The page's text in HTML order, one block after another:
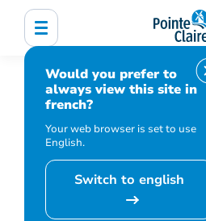
Would you prefer to
always view this site in
french?
Your web browser is set to use
English.
Switch to english
Accueil
Bibliothèque, culture,
Programmation et inscription
et activités
Visite guidée :
Stewart Hall